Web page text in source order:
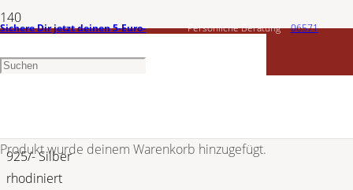
Sichere Dir jetzt deinen 5-Euro-
Gutschein
Persönliche Beratung 06571
Produktwurde deinem Warenkorb hinzugefügt.
925/- Silber
rhodiniert